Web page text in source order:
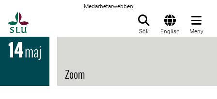
Medarbetarwebben
Sök English Meny
14maj
Zoom